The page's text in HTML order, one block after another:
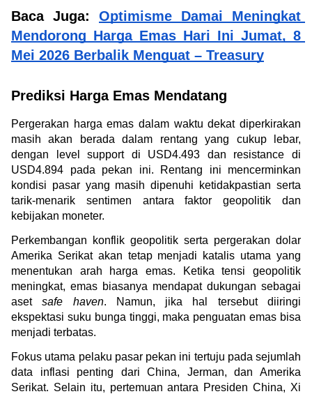
Baca Juga: Optimisme Damai Meningkat
Mendorong Harga Emas Hari Ini Jumat, 8
Mei 2026 Berbalik Menguat – Treasury
Prediksi Harga Emas Mendatang
Pergerakan harga emas dalam waktu dekat diperkirakan
masih akan berada dalam rentang yang cukup lebar,
dengan level support di USD4.493 dan resistance di
USD4.894 pada pekan ini. Rentang ini mencerminkan
kondisi pasar yang masih dipenuhi ketidakpastian serta
tarik-menarik sentimen antara faktor geopolitik dan
kebijakan moneter.
Perkembangan konflik geopolitik serta pergerakan dolar
Amerika Serikat akan tetap menjadi katalis utama yang
menentukan arah harga emas. Ketika tensi geopolitik
meningkat, emas biasanya mendapat dukungan sebagai
aset safe haven. Namun, jika hal tersebut diiringi
ekspektasi suku bunga tinggi, maka penguatan emas bisa
menjadi terbatas.
Fokus utama pelaku pasar pekan ini tertuju pada sejumlah
data inflasi penting dari China, Jerman, dan Amerika
Serikat. Selain itu, pertemuan antara Presiden China, Xi